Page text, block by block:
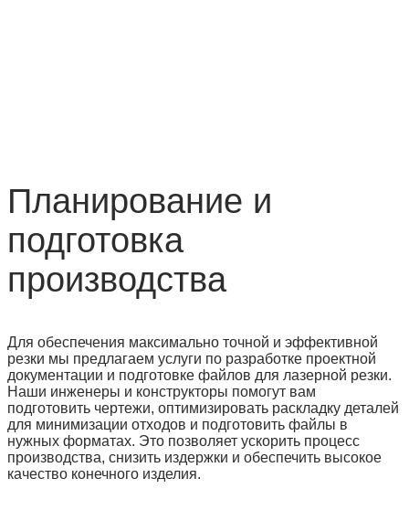
Планирование и
подготовка
производства
Для обеспечения максимально точной и эффективной
резки мы предлагаем услуги по разработке проектной
документации и подготовке файлов для лазерной резки.
Наши инженеры и конструкторы помогут вам
подготовить чертежи, оптимизировать раскладку деталей
для минимизации отходов и подготовить файлы в
нужных форматах. Это позволяет ускорить процесс
производства, снизить издержки и обеспечить высокое
качество конечного изделия.